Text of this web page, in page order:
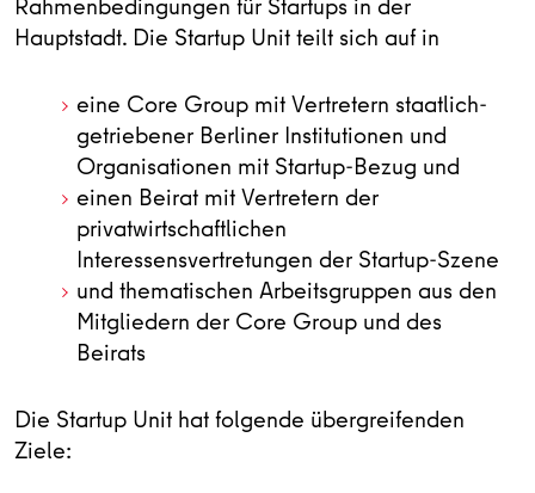
Rahmenbedingungen für Startups in der
Hauptstadt. Die Startup Unit teilt sich auf in
eine Core Group mit Vertretern staatlich-
getriebener Berliner Institutionen und
Organisationen mit Startup-Bezug und
einen Beirat mit Vertretern der
privatwirtschaftlichen
Interessensvertretungen der Startup-Szene
und thematischen Arbeitsgruppen aus den
Mitgliedern der Core Group und des
Beirats
Die Startup Unit hat folgende übergreifenden
Ziele: